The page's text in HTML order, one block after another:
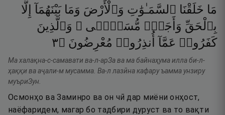
مَا خَلَقْنَا ٱلسَّمَـٰوَٰتِ وَٱلْأَرْضَ وَمَا بَيْنَهُمَآ
إِلَّا
بِٱلْحَقِّ وَأَجَلٍۢ مُّسَمًّۭى ۚ وَٱلَّذِينَ
كَفَرُوا۟ عَمَّآ أُنذِرُوا۟ مُعْرِضُونَ ۝٣
Ма халақна-с-самавати ва-л-арЗа ва ма байнаҳума илла би-л-
ҳаққи ва аҷали-м мусамма. Ва-л лазӣна кафару ъамма унзиру
муъриЗун.
Осмонҳо ва Заминро ва он чӣ дар миёни онҳост,
наёфаридем, магар бо тадбири дуруст ва то вақти